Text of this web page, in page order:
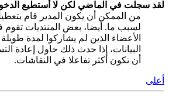
لقد سجلت في الماضي لكن لا أستطيع
من الممكن أن يكون المدير قام
لسبب ما. أيضا، بعض المنتديات
الأعضاء الذين لم يشاركوا لمدة
البيانات، إذا حدث ذلك حاول إعادة
أن تكون أكثر تفاعلا في النقاشات.
أعلى